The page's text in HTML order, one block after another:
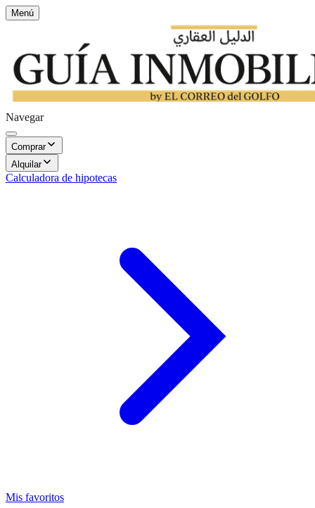
Menú
Navegar
Comprar
Alquilar
Calculadora de hipotecas
Mis favoritos